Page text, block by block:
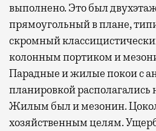
Современный путешественник
с собой не только чемодан, но
А ожидание рейса все чаще
не в потерянное время, а в
спокойно закончить дела или
активности в путешествии,
забронировать нужные билеты
выполнено. Это был
прямоугольный в плане,
скромный
колонным портиком и
Парадные и жилые покои с
планировкой располагались
Жилым был и мезонин.
хозяйственным целям.